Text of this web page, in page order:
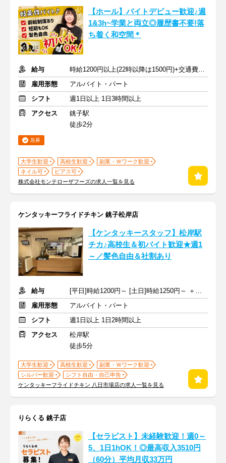
【ホール】バイトデビュー歓迎♪週
1&3h~学業と両立◎履歴書不要!落
ち着く和空間＊
給与
時給1200円以上(22時以降は1500円)+交通費規定内支給
雇用形態
アルバイト・パート
シフト
週1日以上 1日3時間以上
アクセス
銚子駅
徒歩2分
急募
大学生歓迎 高校生歓迎
副業・Ｗワーク歓迎
ネイル可
ピアス可
株式会社モンテローザフーズの求人一覧を見る
ケンタッキーフライドチキン 銚子松岸店
【ケンタッキースタッフ】松岸駅
チカ♪高校生＆初バイト歓迎★週1
～／髪色自由＆社割あり
給与
[平日]時給1200円～ [土日]時給1250円～ ＋交通費全額
雇用形態
アルバイト・パート
シフト
週1日以上 1日2時間以上
アクセス
松岸駅
徒歩5分
大学生歓迎 高校生歓迎
副業・Ｗワーク歓迎
シルバー歓迎
シフト自由・自己申告
ケンタッキーフライドチキン 八日市場店の求人一覧を見る
りらくる 銚子店
【セラピスト】未経験歓迎！週0～
5、1日1hOK！◎最高収入3510円
（60分）平均月収33万円